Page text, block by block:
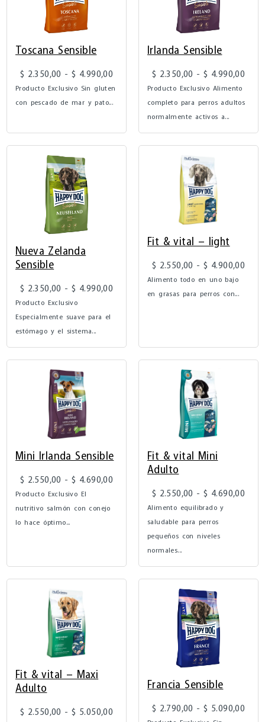
Toscana Sensible
$ 2.350,00 - $ 4.990,00
Producto Exclusivo Sin gluten
con pescado de mar y pato...
Irlanda Sensible
$ 2.350,00 - $ 4.990,00
Producto Exclusivo Alimento
completo para perros adultos
normalmente activos a...
Nueva Zelanda
Sensible
$ 2.350,00 - $ 4.990,00
Producto Exclusivo
Especialmente suave para el
estómago y el sistema...
Fit & vital – light
$ 2.550,00 - $ 4.900,00
Alimento todo en uno bajo
en grasas para perros con...
Mini Irlanda Sensible
$ 2.550,00 - $ 4.690,00
Producto Exclusivo El
nutritivo salmón con conejo
lo hace óptimo...
Fit & vital Mini
Adulto
$ 2.550,00 - $ 4.690,00
Alimento equilibrado y
saludable para perros
pequeños con niveles
normales...
Fit & vital – Maxi
Adulto
$ 2.550,00 - $ 5.050,00
Francia Sensible
$ 2.790,00 - $ 5.090,00